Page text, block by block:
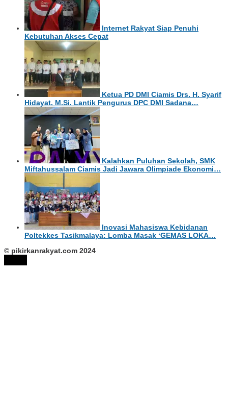
Internet Rakyat Siap Penuhi
Kebutuhan Akses Cepat
Ketua PD DMI Ciamis Drs. H. Syarif
Hidayat, M.Si. Lantik Pengurus DPC DMI Sadana…
Kalahkan Puluhan Sekolah, SMK
Miftahussalam Ciamis Jadi Jawara Olimpiade Ekonomi…
Inovasi Mahasiswa Kebidanan
Poltekkes Tasikmalaya: Lomba Masak ‘GEMAS LOKA…
© pikirkanrakyat.com 2024